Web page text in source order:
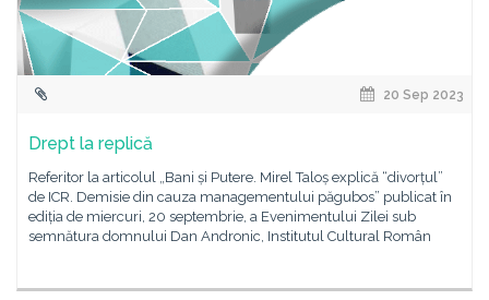
20 Sep 2023
Drept la replică
Referitor la articolul „Bani și Putere. Mirel Taloș explică “divorțul”
de ICR. Demisie din cauza managementului păgubos” publicat în
ediția de miercuri, 20 septembrie, a Evenimentului Zilei sub
semnătura domnului Dan Andronic, Institutul Cultural Român